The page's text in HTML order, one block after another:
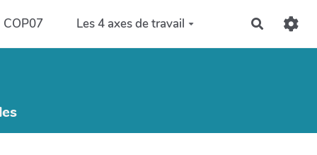
COP07 Les 4 axes de travail